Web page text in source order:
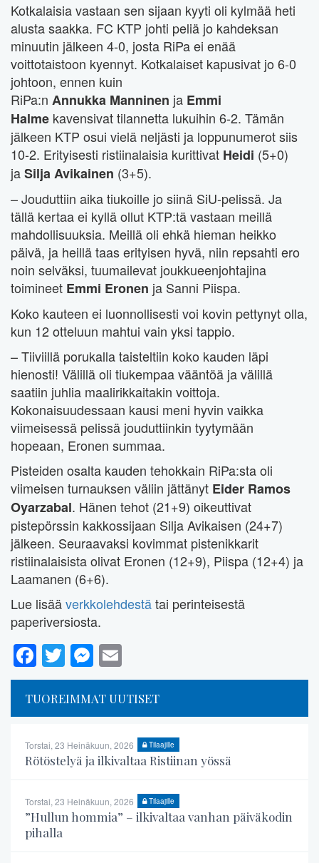
Kotkalaisia vastaan sen sijaan kyyti oli kylmää heti
alusta saakka. FC KTP johti peliä jo kahdeksan
minuutin jälkeen 4-0, josta RiPa ei enää
voittotaistoon kyennyt. Kotkalaiset kapusivat jo 6-0
johtoon, ennen kuin
RiPa:n Annukka Manninen ja Emmi
Halme kavensivat tilannetta lukuihin 6-2. Tämän
jälkeen KTP osui vielä neljästi ja loppunumerot siis
10-2. Erityisesti ristiinalaisia kurittivat Heidi (5+0)
jaSilja Avikainen (3+5).
– Jouduttiin aika tiukoille jo siinä SiU-pelissä. Ja
tällä kertaa ei kyllä ollut KTP:tä vastaan meillä
mahdollisuuksia. Meillä oli ehkä hieman heikko
päivä, ja heillä taas erityisen hyvä, niin repsahti ero
noin selväksi, tuumailevat joukkueenjohtajina
toimineet Emmi Eronen ja Sanni Piispa.
Koko kauteen ei luonnollisesti voi kovin pettynyt olla,
kun 12 otteluun mahtui vain yksi tappio.
– Tiiviillä porukalla taisteltiin koko kauden läpi
hienosti! Välillä oli tiukempaa vääntöä ja välillä
saatiin juhlia maalirikkaitakin voittoja.
Kokonaisuudessaan kausi meni hyvin vaikka
viimeisessä pelissä jouduttiinkin tyytymään
hopeaan, Eronen summaa.
Pisteiden osalta kauden tehokkain RiPa:sta oli
viimeisen turnauksen väliin jättänyt Eider Ramos
Oyarzabal. Hänen tehot (21+9) oikeuttivat
pistepörssin kakkossijaan Silja Avikaisen (24+7)
jälkeen. Seuraavaksi kovimmat pistenikkarit
ristiinalaisista olivat Eronen (12+9), Piispa (12+4) ja
Laamanen (6+6).
Lue lisääverkkolehdestätai perinteisestä
paperiversiosta.
Facebook
TwitterMessenger
TUOREIMMAT UUTISET
Torstai, 23 Heinäkuun, 2026 Tilaajille
Rötöstelyä ja ilkivaltaa Ristiinan yössä
Torstai, 23 Heinäkuun, 2026 Tilaajille
”Hullun hommia” – ilkivaltaa vanhan päiväkodin
pihalla